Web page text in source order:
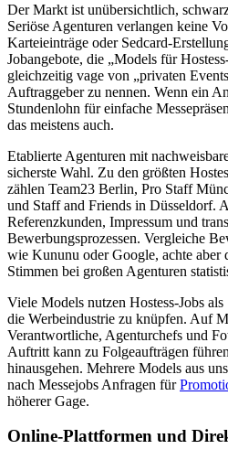
Der Markt ist unübersichtlich,
Seriöse Agenturen verlangen keine
Karteieinträge oder Sedcard-
Jobangebote, die „Models für
gleichzeitig vage von „privaten
Auftraggeber zu nennen. Wenn ein
Stundenlohn für einfache
das meistens auch.
Etablierte Agenturen mit
sicherste Wahl. Zu den größten
zählen Team23 Berlin, Pro Staff
und Staff and Friends in Düsseldorf.
Referenzkunden, Impressum und
Bewerbungsprozessen. Vergleiche
wie Kununu oder Google, achte aber
Stimmen bei großen Agenturen
Viele Models nutzen Hostess-Jobs
die Werbeindustrie zu knüpfen. Auf
Verantwortliche, Agenturchefs und
Auftritt kann zu Folgeaufträgen
hinausgehen. Mehrere Models aus
nach Messejobs Anfragen für
höherer Gage.
Online-Plattformen und